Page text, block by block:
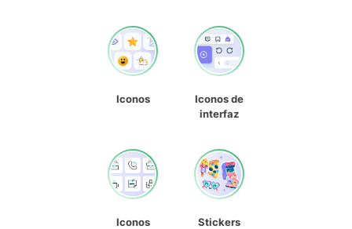
Iconos
Iconos de
interfaz
Iconos
Stickers